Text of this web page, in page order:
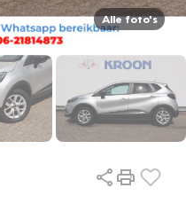
Alle foto's